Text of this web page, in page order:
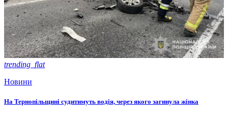
trending_flat
Новини
На Тернопільщині судитимуть водія, через якого загинула жінка